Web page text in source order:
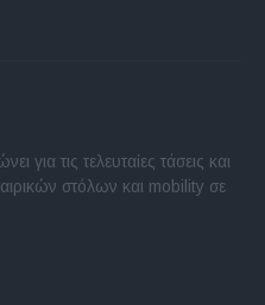
για τις τελευταίες τάσεις και
στόλων και mobility σε